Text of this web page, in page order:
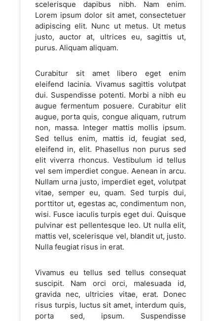
scelerisque dapibus nibh. Nam enim.
Lorem ipsum dolor sit amet, consectetuer
adipiscing elit. Nunc ut metus. Ut metus
justo, auctor at, ultrices eu, sagittis ut,
purus. Aliquam aliquam.
Curabitur sit amet libero eget enim
eleifend lacinia. Vivamus sagittis volutpat
dui. Suspendisse potenti. Morbi a nibh eu
augue fermentum posuere. Curabitur elit
augue, porta quis, congue aliquam, rutrum
non, massa. Integer mattis mollis ipsum.
Sed tellus enim, mattis id, feugiat sed,
eleifend in, elit. Phasellus non purus sed
elit viverra rhoncus. Vestibulum id tellus
vel sem imperdiet congue. Aenean in arcu.
Nullam urna justo, imperdiet eget, volutpat
vitae, semper eu, quam. Sed turpis dui,
porttitor ut, egestas ac, condimentum non,
wisi. Fusce iaculis turpis eget dui. Quisque
pulvinar est pellentesque leo. Ut nulla elit,
mattis vel, scelerisque vel, blandit ut, justo.
Nulla feugiat risus in erat.
Vivamus eu tellus sed tellus consequat
suscipit. Nam orci orci, malesuada id,
gravida nec, ultricies vitae, erat. Donec
risus turpis, luctus sit amet, interdum quis,
porta sed, ipsum. Suspendisse